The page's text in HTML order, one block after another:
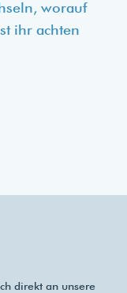
worauf
ihr achten
direkt an unsere